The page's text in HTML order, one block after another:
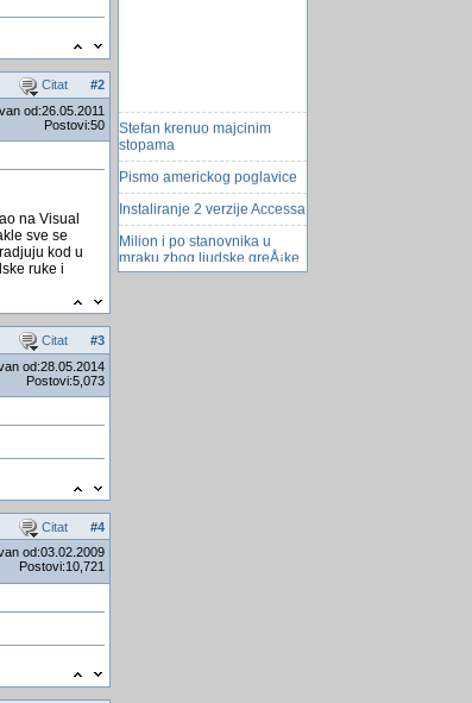
Citat #2
od:26.05.2011
Postovi:50
na Visual
sve se
kod u
ruke i
Citat #3
od:28.05.2014
Postovi:5,073
Citat #4
od:03.02.2009
Postovi:10,721
Stefan krenuo majcinim
stopama
Pismo americkog poglavice
Instaliranje 2 verzije Accessa
Milion i po stanovnika u
mraku zbog ljudske greÅ¡ke